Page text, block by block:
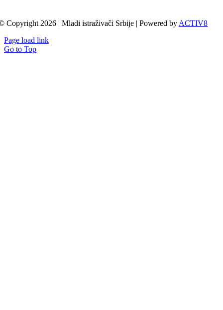
Copyright 2026 | Mladi istraživači Srbije | Powered by ACTIV8
Page load link
Go to Top